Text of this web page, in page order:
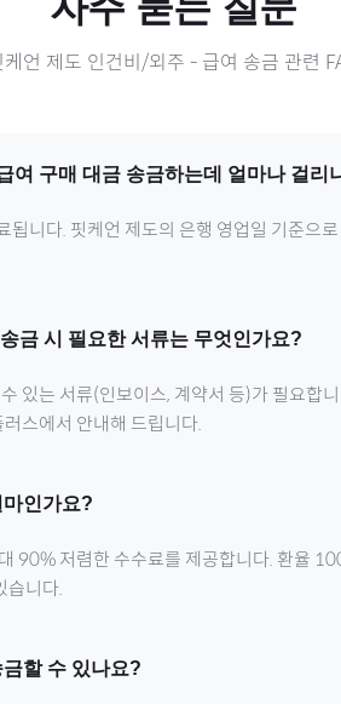
케언 제도 인건비/외주 - 급여 송금 관련
여 구매 대금 송금하는데 얼마나 걸리
됩니다. 핏케언 제도의 은행 영업일 기준으
금 시 필요한 서류는 무엇인가요?
있는 서류(인보이스, 계약서 등)가 필요합
스에서 안내해 드립니다.
인가요?
90% 저렴한 수수료를 제공합니다. 환율
습니다.
할 수 있나요?